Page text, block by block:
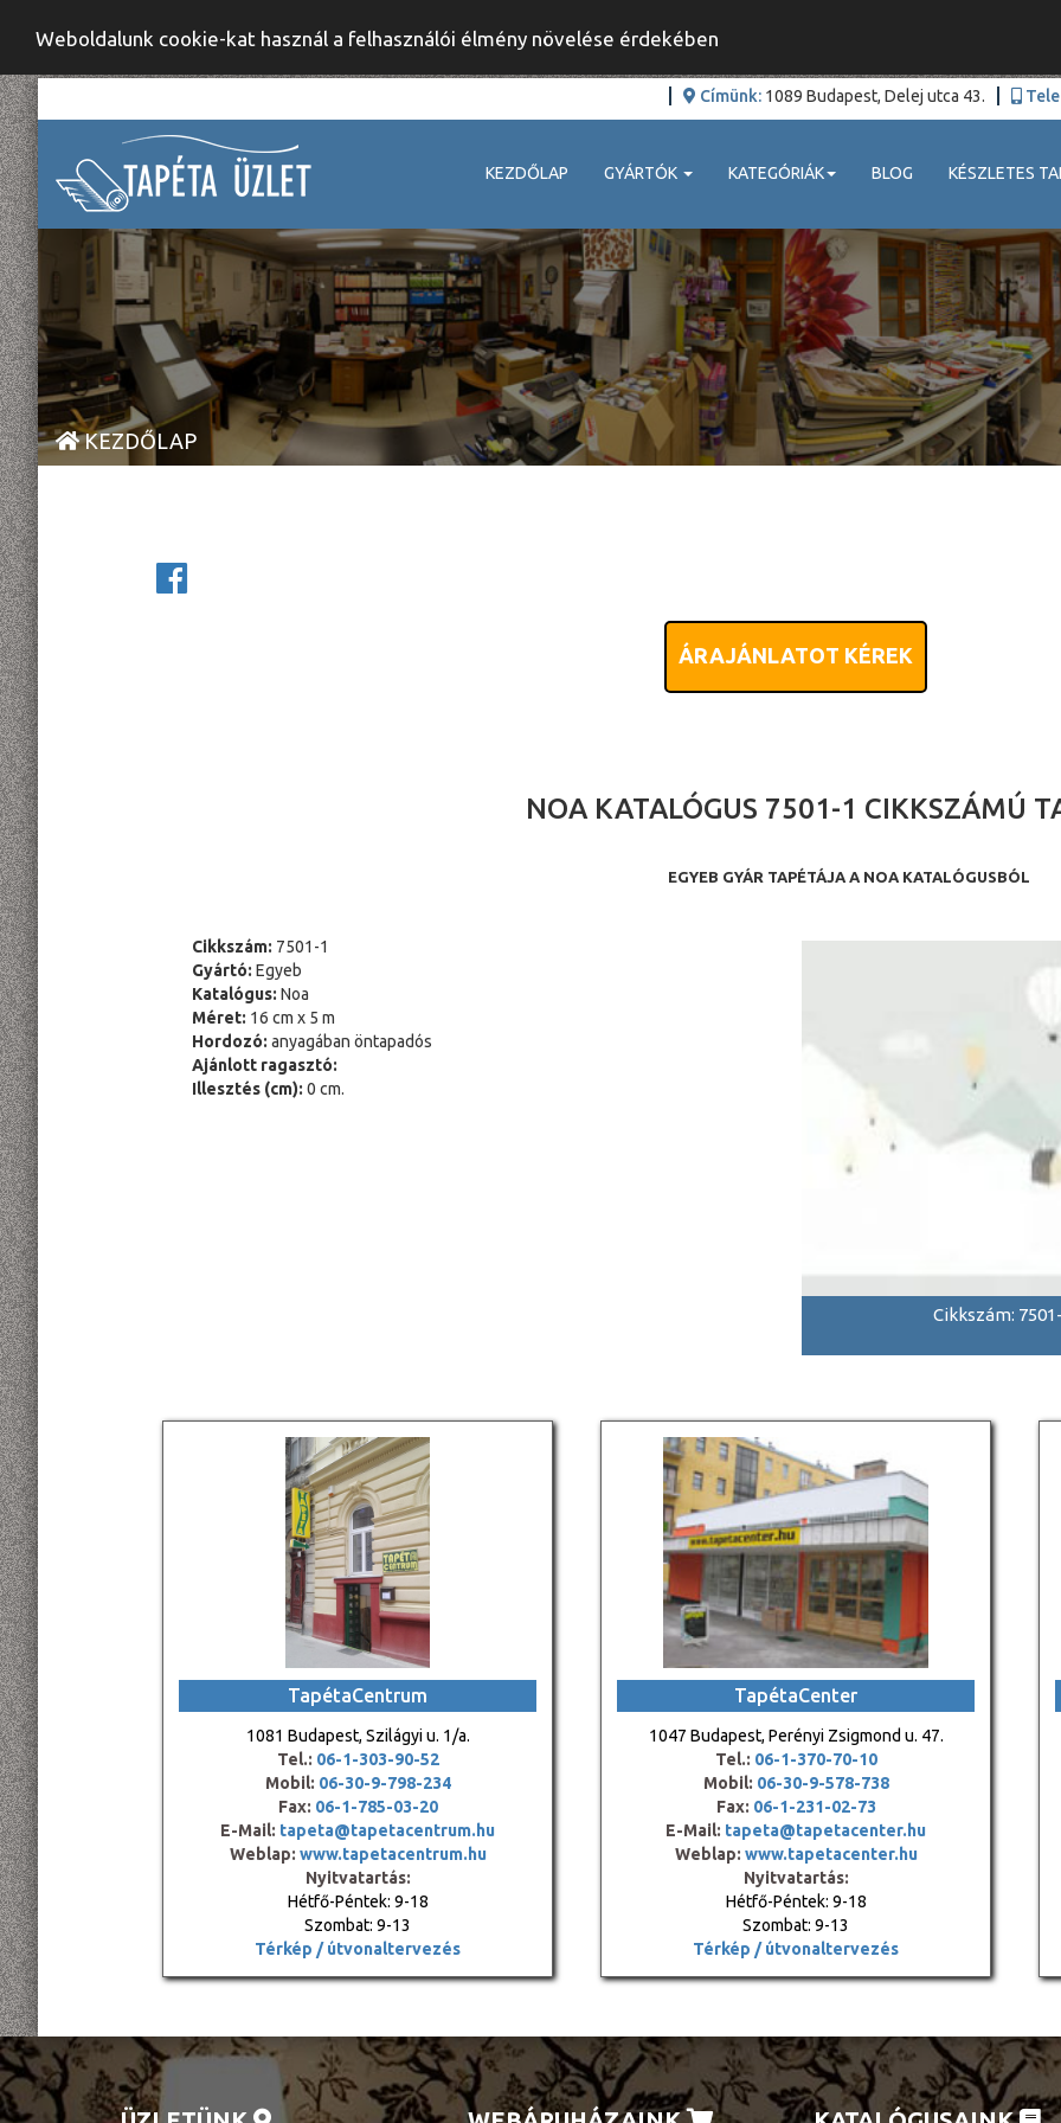
Weboldalunk cookie-kat használ a felhasználói élmény növelése érdekében
Címünk: 1089 Budapest, Delej utca 43.
KEZDŐLAP GYÁRTÓK KATEGÓRIÁK BLOG KÉSZLETES
KEZDŐLAP
ÁRAJÁNLATOT KÉREK
NOA KATALÓGUS 7501-1 CIKKSZÁMÚ
EGYEB GYÁR TAPÉTÁJA A NOA KATALÓGUSBÓL
Cikkszám: 7501-1
Gyártó: Egyeb
Katalógus: Noa
Méret: 16 cm x 5 m
Hordozó: anyagában öntapadós
Ajánlott ragasztó:
Illesztés (cm): 0 cm.
Cikkszám:
TapétaCentrum
1081 Budapest, Szilágyi u. 1/a.
Tel.: 06-1-303-90-52
Mobil: 06-30-9-798-234
Fax: 06-1-785-03-20
E-Mail: tapeta@tapetacentrum.hu
Weblap: www.tapetacentrum.hu
Nyitvatartás:
Hétfő-Péntek: 9-18
Szombat: 9-13
Térkép / útvonaltervezés
TapétaCenter
1047 Budapest, Perényi Zsigmond u. 47.
Tel.: 06-1-370-70-10
Mobil: 06-30-9-578-738
Fax: 06-1-231-02-73
E-Mail: tapeta@tapetacenter.hu
Weblap: www.tapetacenter.hu
Nyitvatartás:
Hétfő-Péntek: 9-18
Szombat: 9-13
Térkép / útvonaltervezés